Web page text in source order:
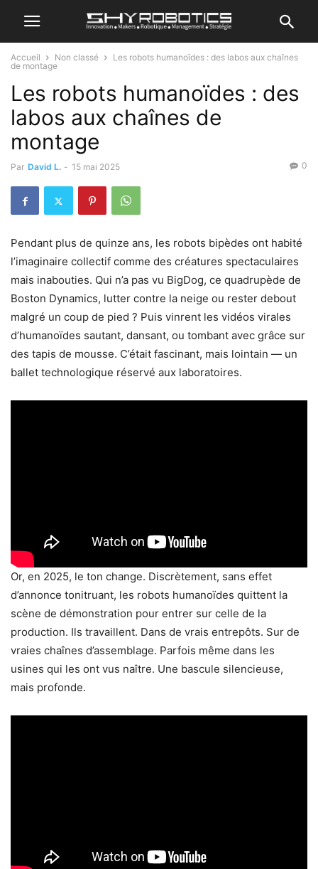
Accueil Non classé
Les robots humanoïdes : des labos aux chaînes
de montage
Les robots humanoïdes : des
labos aux chaînes de
montage
Par David L. - 15 mai 2025 0
Pendant plus de quinze ans, les robots bipèdes ont habité
l’imaginaire collectif comme des créatures spectaculaires
mais inabouties. Qui n’a pas vu BigDog, ce quadrupède de
Boston Dynamics, lutter contre la neige ou rester debout
malgré un coup de pied ? Puis vinrent les vidéos virales
d’humanoïdes sautant, dansant, ou tombant avec grâce sur
des tapis de mousse. C’était fascinant, mais lointain — un
ballet technologique réservé aux laboratoires.
Or, en 2025, le ton change. Discrètement, sans effet
d’annonce tonitruant, les robots humanoïdes quittent la
scène de démonstration pour entrer sur celle de la
production. Ils travaillent. Dans de vrais entrepôts. Sur de
vraies chaînes d’assemblage. Parfois même dans les
usines qui les ont vus naître. Une bascule silencieuse,
mais profonde.